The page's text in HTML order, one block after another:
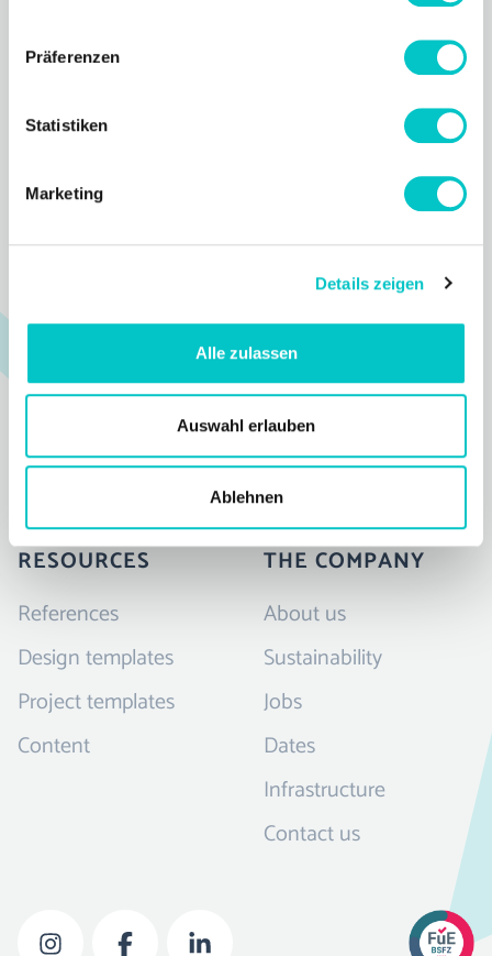
Präferenzen
Statistiken
Marketing
Details zeigen
Alle zulassen
Auswahl erlauben
Ablehnen
Register
Blog
Support
Help Center
Status
Changelog
Newsletter
FAQ
RESOURCES
References
Design templates
Project templates
Content
THE COMPANY
About us
Sustainability
Jobs
Dates
Infrastructure
Contact us